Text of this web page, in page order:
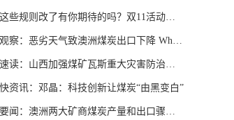
些规则改了有你期待的吗？双11活动规则详解
察：恶劣天气致澳洲煤炭出口下降 Whitehaven
读：山西加强煤矿瓦斯重大灾害防治工作
资讯：邓晶：科技创新让煤炭“由黑变白”
闻：澳洲两大矿商煤炭产量和出口骤降 希望解